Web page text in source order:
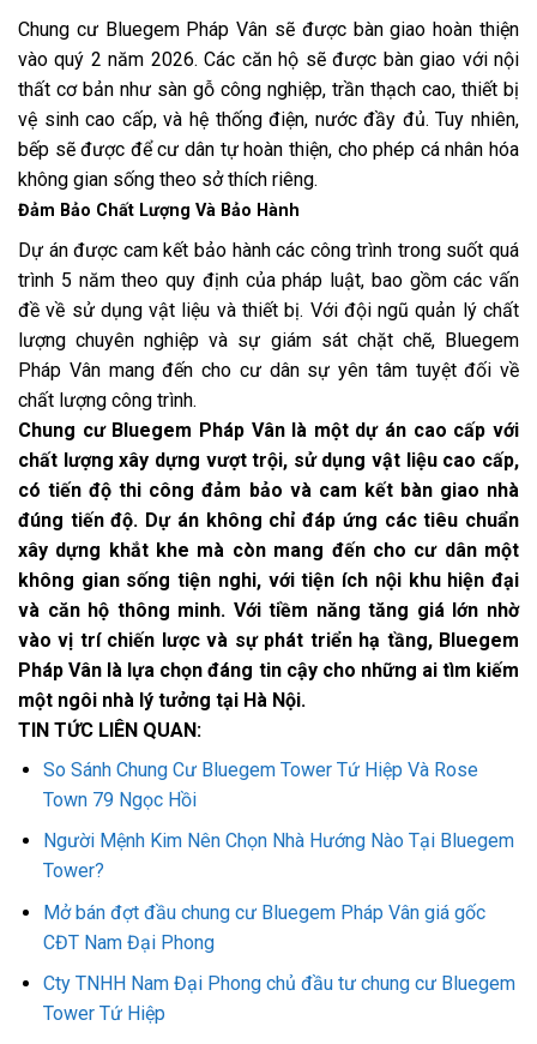
Chung cư Bluegem Pháp Vân sẽ được bàn giao hoàn thiện
vào quý 2 năm 2026. Các căn hộ sẽ được bàn giao với nội
thất cơ bản như sàn gỗ công nghiệp, trần thạch cao, thiết bị
vệ sinh cao cấp, và hệ thống điện, nước đầy đủ. Tuy nhiên,
bếp sẽ được để cư dân tự hoàn thiện, cho phép cá nhân hóa
không gian sống theo sở thích riêng.
Đảm Bảo Chất Lượng Và Bảo Hành
Dự án được cam kết bảo hành các công trình trong suốt quá
trình 5 năm theo quy định của pháp luật, bao gồm các vấn
đề về sử dụng vật liệu và thiết bị. Với đội ngũ quản lý chất
lượng chuyên nghiệp và sự giám sát chặt chẽ, Bluegem
Pháp Vân mang đến cho cư dân sự yên tâm tuyệt đối về
chất lượng công trình.
Chung cư Bluegem Pháp Vân là một dự án cao cấp với
chất lượng xây dựng vượt trội, sử dụng vật liệu cao cấp,
có tiến độ thi công đảm bảo và cam kết bàn giao nhà
đúng tiến độ. Dự án không chỉ đáp ứng các tiêu chuẩn
xây dựng khắt khe mà còn mang đến cho cư dân một
không gian sống tiện nghi, với tiện ích nội khu hiện đại
và căn hộ thông minh. Với tiềm năng tăng giá lớn nhờ
vào vị trí chiến lược và sự phát triển hạ tầng, Bluegem
Pháp Vân là lựa chọn đáng tin cậy cho những ai tìm kiếm
một ngôi nhà lý tưởng tại Hà Nội.
TIN TỨC LIÊN QUAN:
So Sánh Chung Cư Bluegem Tower Tứ Hiệp Và Rose
Town 79 Ngọc Hồi
Người Mệnh Kim Nên Chọn Nhà Hướng Nào Tại Bluegem
Tower?
Mở bán đợt đầu chung cư Bluegem Pháp Vân giá gốc
CĐT Nam Đại Phong
Cty TNHH Nam Đại Phong chủ đầu tư chung cư Bluegem
Tower Tứ Hiệp